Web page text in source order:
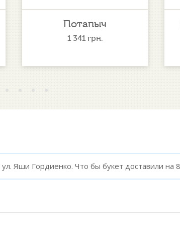
Потапыч
1 341грн.
Яши Гордиенко. Что бы букет доставили на